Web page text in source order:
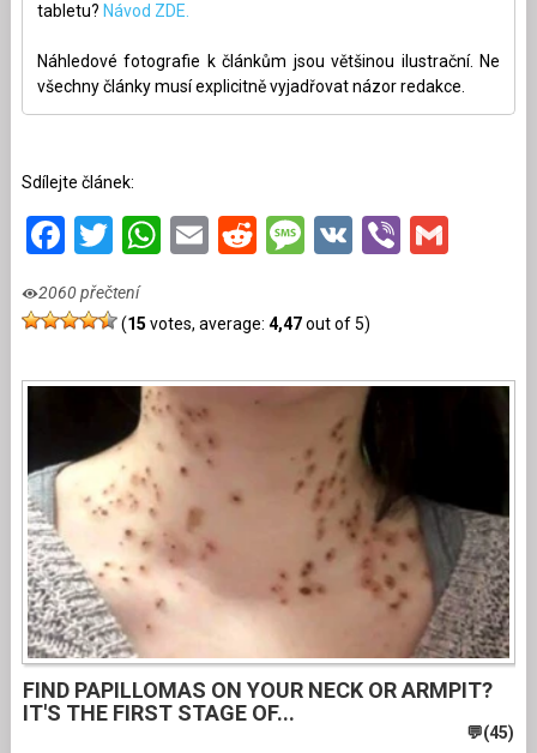
tabletu? Návod ZDE.
Náhledové fotografie k článkům jsou většinou ilustrační. Ne
všechny články musí explicitně vyjadřovat názor redakce.
Sdílejte článek:
Facebook
TwitterWhatsApp
EmailRedditMessage
VK Viber
2060 přečtení
(15 votes, average: 4,47out of 5)
FIND PAPILLOMAS ON YOUR NECK OR ARMPIT?
IT'S THE FIRST STAGE OF...